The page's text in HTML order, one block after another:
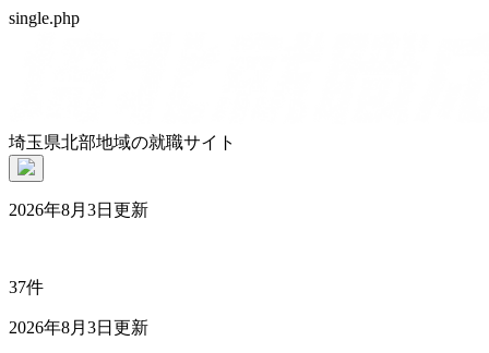
single.php
埼玉県北部地域の就職サイト
2026年8月3日更新
37件
2026年8月3日更新